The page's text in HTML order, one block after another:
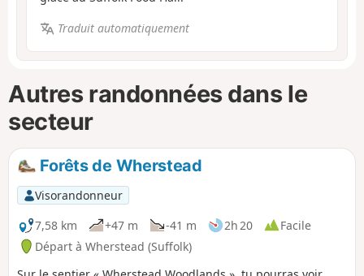
Traduit automatiquement
Autres randonnées dans le
secteur
Forêts de Wherstead
Visorandonneur
7,58 km
+47 m -41 m 2h 20
Facile
Départ à Wherstead (Suffolk)